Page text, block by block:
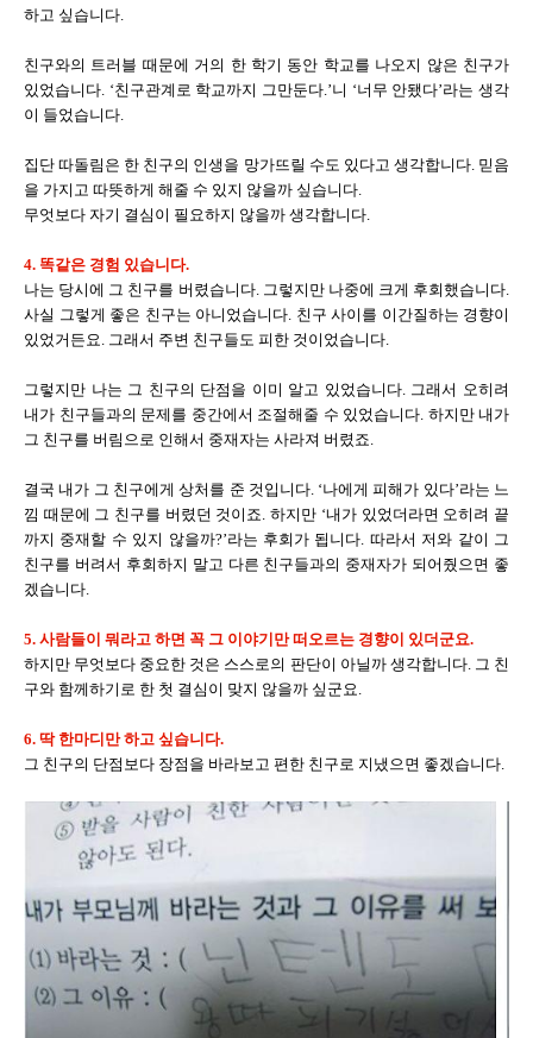
하고 싶습니다.
친구와의 트러블 때문에 거의 한 학기 동안 학교를 나오지 않은 친구가
있었습니다. ‘친구관계로 학교까지 그만둔다.’니 ‘너무 안됐다’라는 생각
이 들었습니다.
집단 따돌림은 한 친구의 인생을 망가뜨릴 수도 있다고 생각합니다. 믿음
을 가지고 따뜻하게 해줄 수 있지 않을까 싶습니다.
무엇보다 자기 결심이 필요하지 않을까 생각합니다.
4. 똑같은 경험 있습니다.
나는 당시에 그 친구를 버렸습니다. 그렇지만 나중에 크게 후회했습니다.
사실 그렇게 좋은 친구는 아니었습니다. 친구 사이를 이간질하는 경향이
있었거든요. 그래서 주변 친구들도 피한 것이었습니다.
그렇지만 나는 그 친구의 단점을 이미 알고 있었습니다. 그래서 오히려
내가 친구들과의 문제를 중간에서 조절해줄 수 있었습니다. 하지만 내가
그 친구를 버림으로 인해서 중재자는 사라져 버렸죠.
결국 내가 그 친구에게 상처를 준 것입니다. ‘나에게 피해가 있다’라는 느
낌 때문에 그 친구를 버렸던 것이죠. 하지만 ‘내가 있었더라면 오히려 끝
까지 중재할 수 있지 않을까?’라는 후회가 됩니다. 따라서 저와 같이 그
친구를 버려서 후회하지 말고 다른 친구들과의 중재자가 되어줬으면 좋
겠습니다.
5. 사람들이 뭐라고 하면 꼭 그 이야기만 떠오르는 경향이 있더군요.
하지만 무엇보다 중요한 것은 스스로의 판단이 아닐까 생각합니다. 그 친
구와 함께하기로 한 첫 결심이 맞지 않을까 싶군요.
6. 딱 한마디만 하고 싶습니다.
그 친구의 단점보다 장점을 바라보고 편한 친구로 지냈으면 좋겠습니다.